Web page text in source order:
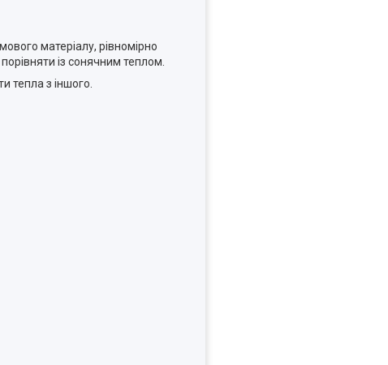
матеріалу, рівномірно
із сонячним теплом.
тепла з іншого.